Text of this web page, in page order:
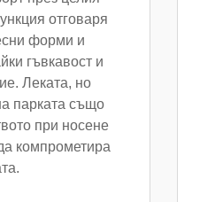
отговаря
форми и
гъвкавост и
Леката, но
парката също
при носене
компрометира